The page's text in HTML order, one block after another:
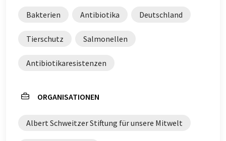
Bakterien Antibiotika Deutschland
Tierschutz Salmonellen
Antibiotikaresistenzen
ORGANISATIONEN
Albert Schweitzer Stiftung für unsere Mitwelt